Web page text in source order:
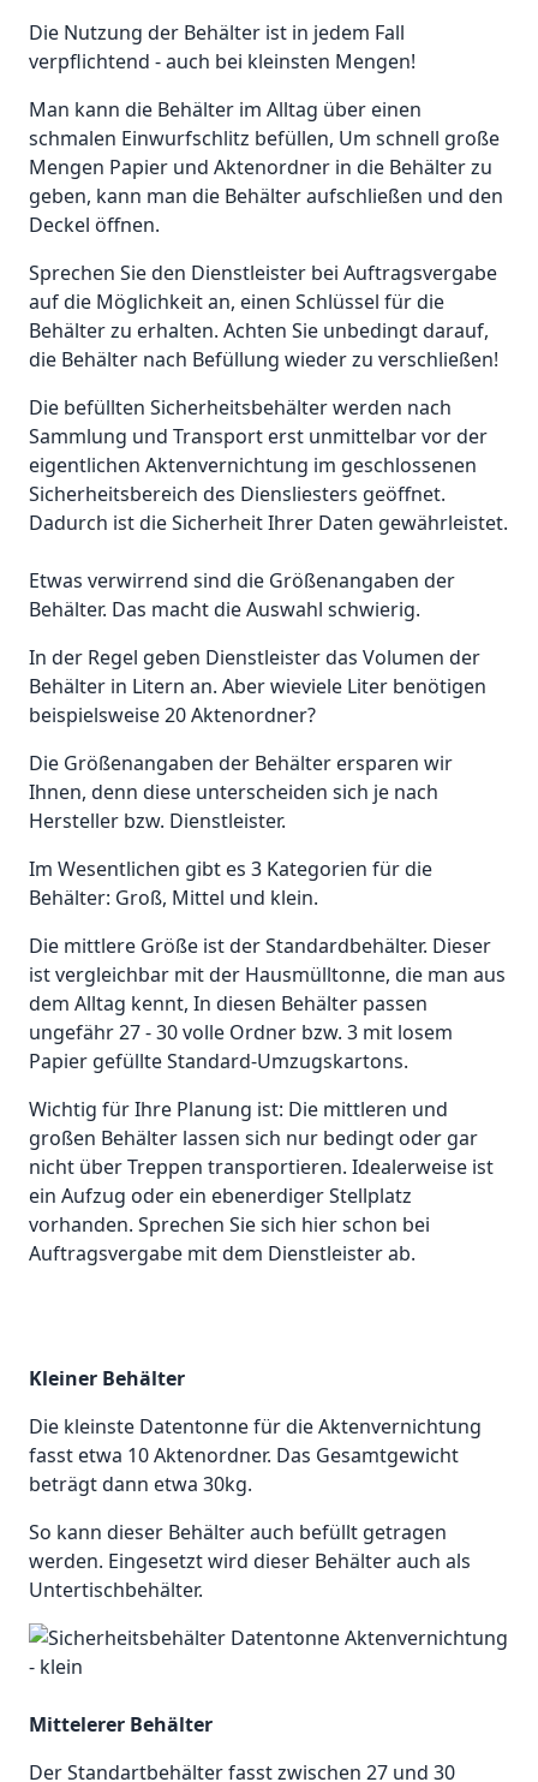
Die Nutzung der Behälter ist in jedem Fall
verpflichtend - auch bei kleinsten Mengen!
Man kann die Behälter im Alltag über einen
schmalen Einwurfschlitz befüllen, Um schnell große
Mengen Papier und Aktenordner in die Behälter zu
geben, kann man die Behälter aufschließen und den
Deckel öffnen.
Sprechen Sie den Dienstleister bei Auftragsvergabe
auf die Möglichkeit an, einen Schlüssel für die
Behälter zu erhalten. Achten Sie unbedingt darauf,
die Behälter nach Befüllung wieder zu verschließen!
Die befüllten Sicherheitsbehälter werden nach
Sammlung und Transport erst unmittelbar vor der
eigentlichen Aktenvernichtung im geschlossenen
Sicherheitsbereich des Diensliesters geöffnet.
Dadurch ist die Sicherheit Ihrer Daten gewährleistet.
Etwas verwirrend sind die Größenangaben der
Behälter. Das macht die Auswahl schwierig.
In der Regel geben Dienstleister das Volumen der
Behälter in Litern an. Aber wieviele Liter benötigen
beispielsweise 20 Aktenordner?
Die Größenangaben der Behälter ersparen wir
Ihnen, denn diese unterscheiden sich je nach
Hersteller bzw. Dienstleister.
Im Wesentlichen gibt es 3 Kategorien für die
Behälter: Groß, Mittel und klein.
Die mittlere Größe ist der Standardbehälter. Dieser
ist vergleichbar mit der Hausmülltonne, die man aus
dem Alltag kennt, In diesen Behälter passen
ungefähr 27 - 30 volle Ordner bzw. 3 mit losem
Papier gefüllte Standard-Umzugskartons.
Wichtig für Ihre Planung ist: Die mittleren und
großen Behälter lassen sich nur bedingt oder gar
nicht über Treppen transportieren. Idealerweise ist
ein Aufzug oder ein ebenerdiger Stellplatz
vorhanden. Sprechen Sie sich hier schon bei
Auftragsvergabe mit dem Dienstleister ab.
Kleiner Behälter
Die kleinste Datentonne für die Aktenvernichtung
fasst etwa 10 Aktenordner. Das Gesamtgewicht
beträgt dann etwa 30kg.
So kann dieser Behälter auch befüllt getragen
werden. Eingesetzt wird dieser Behälter auch als
Untertischbehälter.
Mittelerer Behälter
Der Standartbehälter fasst zwischen 27 und 30